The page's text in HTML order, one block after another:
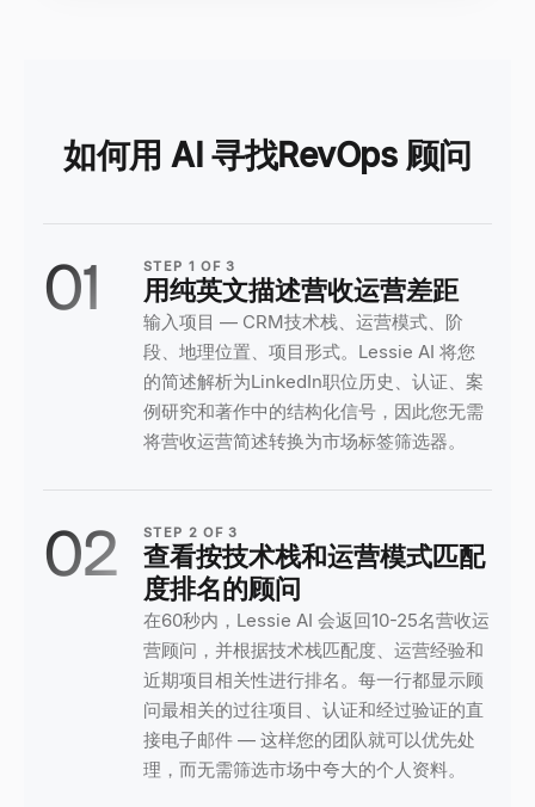
如何用 AI 寻找RevOps 顾问
01 STEP 1 OF3
用纯英文描述营收运营差距
输入项目 — CRM技术栈、运营模式、阶
段、地理位置、项目形式。Lessie AI 将您
的简述解析为LinkedIn职位历史、认证、案
例研究和著作中的结构化信号，因此您无需
将营收运营简述转换为市场标签筛选器。
02 STEP 2 OF3
查看按技术栈和运营模式匹配
度排名的顾问
在60秒内，Lessie AI 会返回10-25名营收运
营顾问，并根据技术栈匹配度、运营经验和
近期项目相关性进行排名。每一行都显示顾
问最相关的过往项目、认证和经过验证的直
接电子邮件 — 这样您的团队就可以优先处
理，而无需筛选市场中夸大的个人资料。